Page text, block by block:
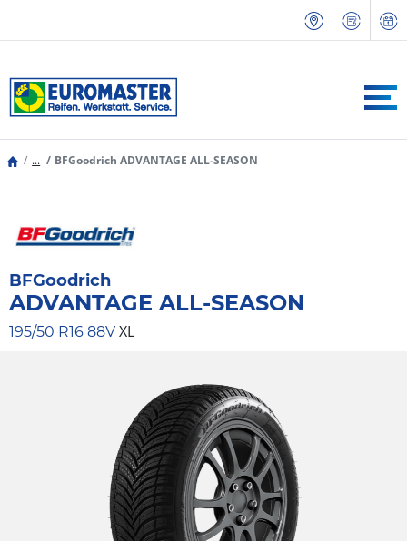
... BFGoodrich ADVANTAGE ALL-SEASON
BFGoodrich
ADVANTAGE ALL-SEASON
195/50 R16 88V XL